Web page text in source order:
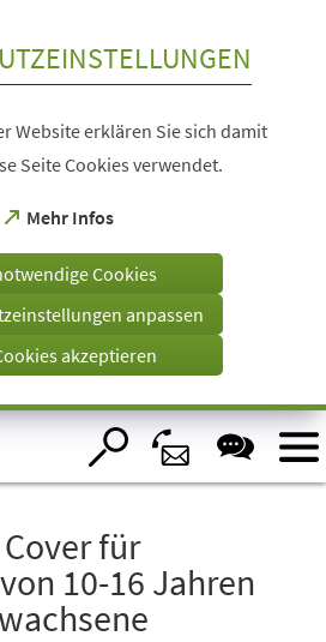
Website erklären Sie sich damit
Seite Cookies verwendet.
Mehr Infos
(Öffnet
einem
Tab)
Cookies
anpassen
akzeptieren
für
10-16 Jahren